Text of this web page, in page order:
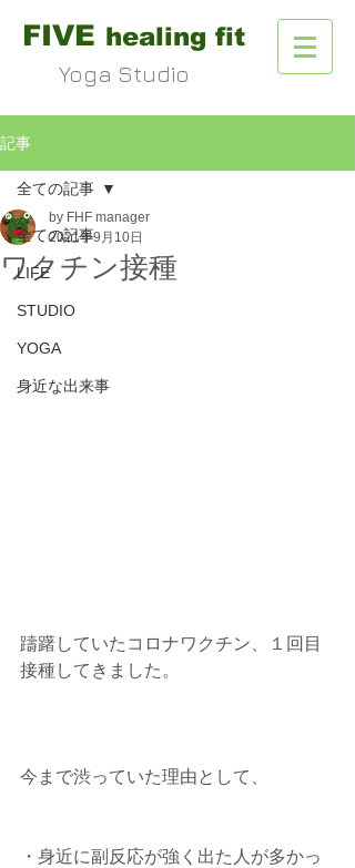
FIVE healing fit
Yoga Studio
記事
全ての記事
LIFE
STUDIO
YOGA
身近な出来事
全ての記事
ワクチン接種
by FHF manager
2021年9月10日
躊躇していたコロナワクチン、１回目
接種してきました。
今まで渋っていた理由として、
・身近に副反応が強く出た人が多かっ